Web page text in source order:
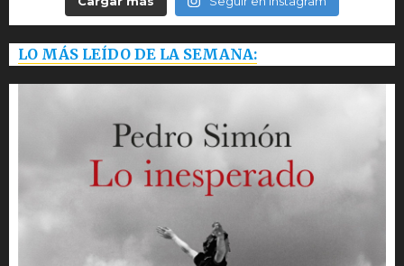
LO MÁS LEÍDO DE LA SEMANA: